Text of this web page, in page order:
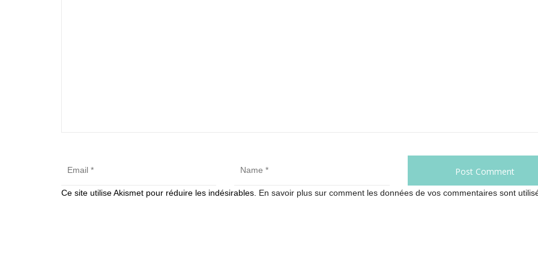
Ce site utilise Akismet pour réduire les indésirables. En savoir plus sur comment les données de vos commentaires sont